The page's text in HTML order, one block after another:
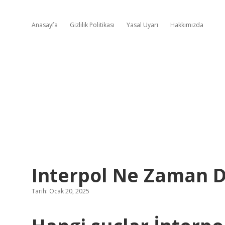
Anasayfa Gizlilik Politikası Yasal Uyarı Hakkımızda
Interpol Ne Zaman
Tarih: Ocak 20, 2025